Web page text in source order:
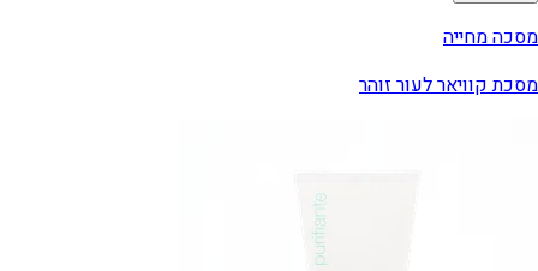
מסכה מחייה
מסכת קוויאר לעור זוהר